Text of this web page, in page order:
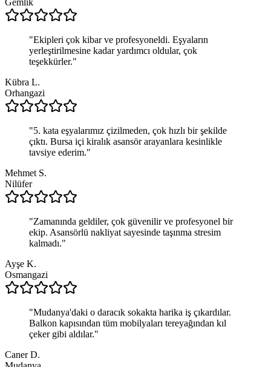
"Ekipleri çok kibar ve profesyoneldi. Eşyaların
yerleştirilmesine kadar yardımcı oldular, çok
teşekkürler."
Kübra L.
Orhangazi
"5. kata eşyalarımız çizilmeden, çok hızlı bir şekilde
çıktı. Bursa içi kiralık asansör arayanlara kesinlikle
tavsiye ederim."
Mehmet S.
Nilüfer
"Zamanında geldiler, çok güvenilir ve profesyonel bir
ekip. Asansörlü nakliyat sayesinde taşınma stresim
kalmadı."
Ayşe K.
Osmangazi
"Mudanya'daki o daracık sokakta harika iş çıkardılar.
Balkon kapısından tüm mobilyaları tereyağından kıl
çeker gibi aldılar."
Caner D.